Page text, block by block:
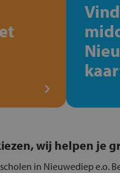
wij helpen je
in Nieuwediep e.o.